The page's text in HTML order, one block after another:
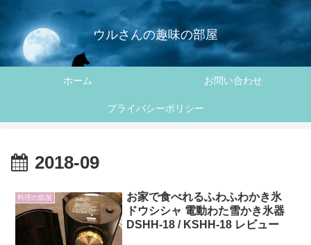
ウルさんの趣味の部屋
ホーム お問い合わせ
プライバシーポリシー
2018-09
料理の部屋
お家で食べれるふわふわかき氷
ドウシシャ 電動わた雪かき氷器
DSHH-18 / KSHH-18 レビュー